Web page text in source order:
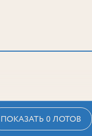
ПОКАЗАТЬ 0 ЛОТОВ